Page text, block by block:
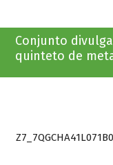
Conjunto
quinteto de